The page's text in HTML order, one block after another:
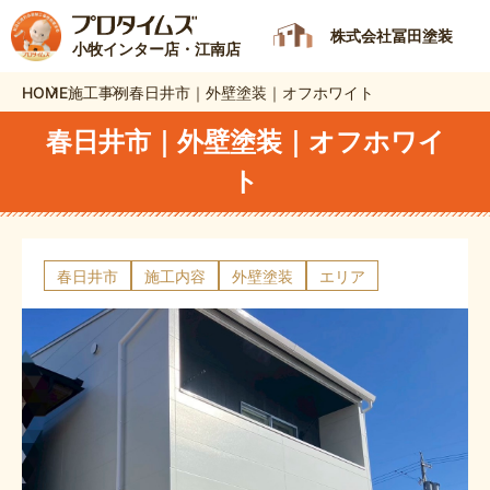
小牧インター店・江南店
株式会社冨田塗装
HOME施工事例春日井市｜外壁塗装｜オフホワイト
春日井市｜外壁塗装｜オフホワイ
ト
春日井市 施工内容 外壁塗装 エリア